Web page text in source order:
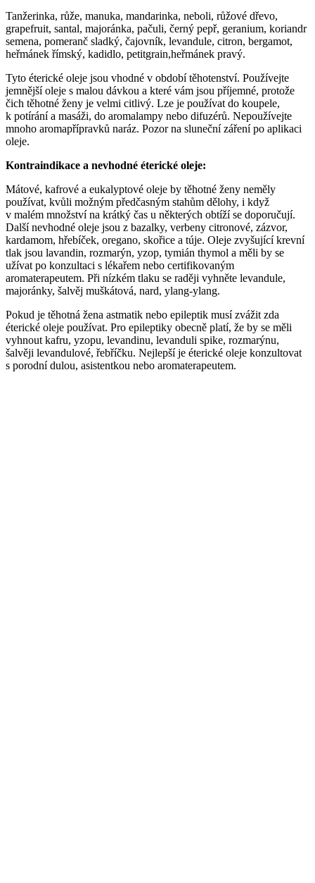
Tanžerinka, růže, manuka, mandarinka, neboli, růžové dřevo,
grapefruit, santal, majoránka, pačuli, černý pepř, geranium, koriandr
semena, pomeranč sladký, čajovník, levandule, citron, bergamot,
heřmánek římský, kadidlo, petitgrain,heřmánek pravý.
Tyto éterické oleje jsou vhodné v období těhotenství. Používejte
jemnější oleje s malou dávkou a které vám jsou příjemné, protože
čich těhotné ženy je velmi citlivý. Lze je používat do koupele,
k potírání a masáži, do aromalampy nebo difuzérů. Nepoužívejte
mnoho aromapřípravků naráz. Pozor na sluneční záření po aplikaci
oleje.
Kontraindikace a nevhodné éterické oleje:
Mátové, kafrové a eukalyptové oleje by těhotné ženy neměly
používat, kvůli možným předčasným stahům dělohy, i když
v malém množství na krátký čas u některých obtíží se doporučují.
Další nevhodné oleje jsou z bazalky, verbeny citronové, zázvor,
kardamom, hřebíček, oregano, skořice a túje. Oleje zvyšující krevní
tlak jsou lavandin, rozmarýn, yzop, tymián thymol a měli by se
užívat po konzultaci s lékařem nebo certifikovaným
aromaterapeutem. Při nízkém tlaku se raději vyhněte levandule,
majoránky, šalvěj muškátová, nard, ylang-ylang.
Pokud je těhotná žena astmatik nebo epileptik musí zvážit zda
éterické oleje používat. Pro epileptiky obecně platí, že by se měli
vyhnout kafru, yzopu, levandinu, levanduli spike, rozmarýnu,
šalvěji levandulové, řebříčku. Nejlepší je éterické oleje konzultovat
s porodní dulou, asistentkou nebo aromaterapeutem.